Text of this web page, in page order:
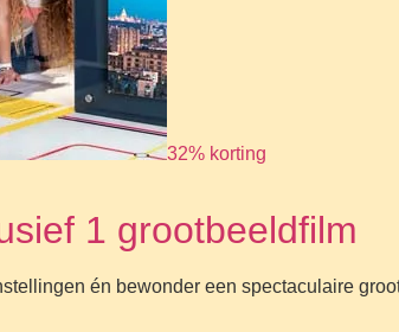
32% korting
1 grootbeeldfilm
én bewonder een spectaculaire